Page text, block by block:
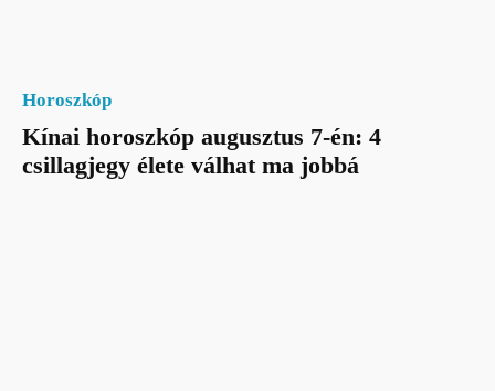
Horoszkóp
Kínai horoszkóp augusztus 7-én: 4
csillagjegy élete válhat ma jobbá